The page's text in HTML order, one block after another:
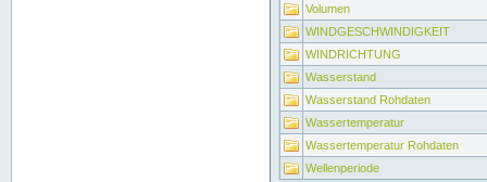
Volumen
WINDGESCHWINDIGKEIT
WINDRICHTUNG
Wasserstand
Wasserstand Rohdaten
Wassertemperatur
Wassertemperatur Rohdaten
Wellenperiode